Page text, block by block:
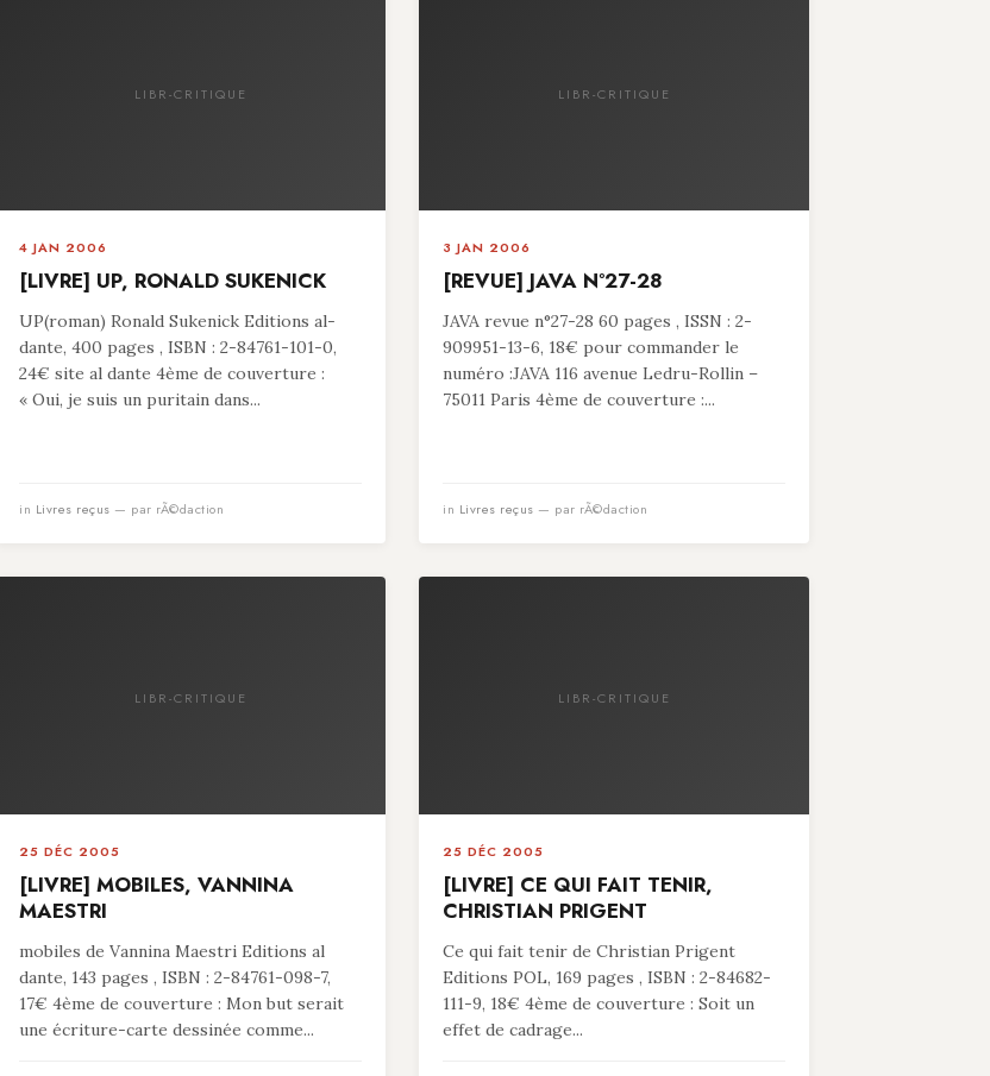
LIBR-CRITIQUE
4 JAN 2006
[LIVRE] UP, RONALD SUKENICK
UP(roman) Ronald Sukenick Editions al-
dante, 400 pages , ISBN : 2-84761-101-0,
24€ site al dante 4ème de couverture :
« Oui, je suis un puritain dans...
in Livres reçus — par rÃ©daction
LIBR-CRITIQUE
3 JAN 2006
[REVUE] JAVA N°27-28
JAVA revue n°27-28 60 pages , ISSN : 2-
909951-13-6, 18€ pour commander le
numéro :JAVA 116 avenue Ledru-Rollin –
75011 Paris 4ème de couverture :...
in Livres reçus — par rÃ©daction
LIBR-CRITIQUE
25 DÉC 2005
[LIVRE] MOBILES, VANNINA
MAESTRI
mobiles de Vannina Maestri Editions al
dante, 143 pages , ISBN : 2-84761-098-7,
17€ 4ème de couverture : Mon but serait
une écriture-carte dessinée comme...
LIBR-CRITIQUE
25 DÉC 2005
[LIVRE] CE QUI FAIT TENIR,
CHRISTIAN PRIGENT
Ce qui fait tenir de Christian Prigent
Editions POL, 169 pages , ISBN : 2-84682-
111-9, 18€ 4ème de couverture : Soit un
effet de cadrage...